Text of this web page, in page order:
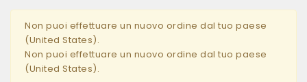
Non puoi effettuare un nuovo ordine dal tuo paese
(United States).
Non puoi effettuare un nuovo ordine dal tuo paese
(United States).